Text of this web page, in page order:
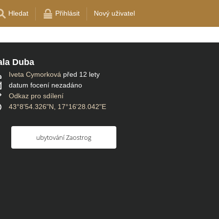
Hledat Přihlásit Nový uživatel
Duba
Iveta Cymorková před 12 lety
datum focení nezadáno
Odkaz pro sdílení
43°8'54.326"N, 17°16'28.042"E
ubytování Zaostrog